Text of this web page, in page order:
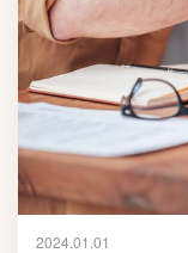
2024.01.01